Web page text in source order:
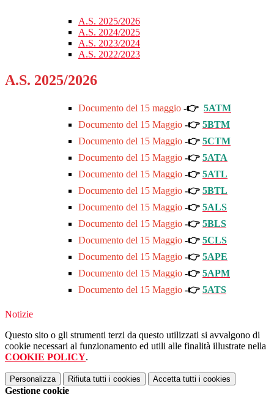
A.S. 2025/2026
A.S. 2024/2025
A.S. 2023/2024
A.S. 2022/2023
A.S. 2025/2026
Documento del 15 maggio -👉 5ATM
Documento del 15 Maggio -👉 5BTM
Documento del 15 Maggio -👉 5CTM
Documento del 15 Maggio -👉 5ATA
Documento del 15 Maggio -👉 5ATL
Documento del 15 Maggio -👉 5BTL
Documento del 15 Maggio -👉 5ALS
Documento del 15 Maggio -👉 5BLS
Documento del 15 Maggio -👉 5CLS
Documento del 15 Maggio -👉 5APE
Documento del 15 Maggio -👉 5APM
Documento del 15 Maggio -👉 5ATS
Notizie
Questo sito o gli strumenti terzi da questo utilizzati si avvalgono di
cookie necessari al funzionamento ed utili alle finalità illustrate nella
COOKIE POLICY.
Personalizza Rifiuta tutti i cookies Accetta tutti i cookies
Gestione cookie